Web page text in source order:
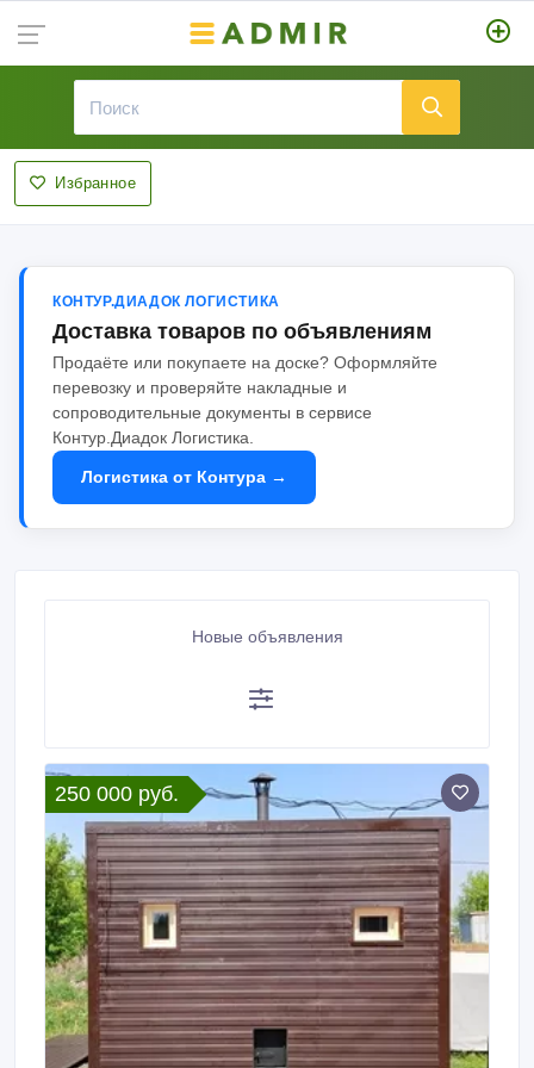
Избранное
КОНТУР.ДИАДОК ЛОГИСТИКА
Доставка товаров по объявлениям
Продаёте или покупаете на доске? Оформляйте
перевозку и проверяйте накладные и
сопроводительные документы в сервисе
Контур.Диадок Логистика.
Логистика от Контура →
Новые объявления
250 000 руб.